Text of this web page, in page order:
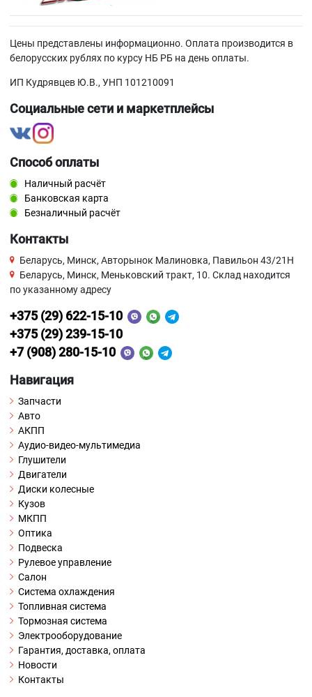
Цены представлены информационно. Оплата производится в
белорусских рублях по курсу НБ РБ на день оплаты.
ИП Кудрявцев Ю.В., УНП 101210091
Социальные сети и маркетплейсы
Способ оплаты
Наличный расчёт
Банковская карта
Безналичный расчёт
Контакты
Беларусь, Минск, Авторынок Малиновка, Павильон 43/21Н
Беларусь, Минск, Меньковский тракт, 10. Склад находится
по указанному адресу
+375 (29) 622-15-10
+375 (29) 239-15-10
+7 (908) 280-15-10
Навигация
Запчасти
Авто
АКПП
Аудио-видео-мультимедиа
Глушители
Двигатели
Диски колесные
Кузов
МКПП
Оптика
Подвеска
Рулевое управление
Салон
Система охлаждения
Топливная система
Тормозная система
Электрооборудование
Гарантия, доставка, оплата
Новости
Контакты